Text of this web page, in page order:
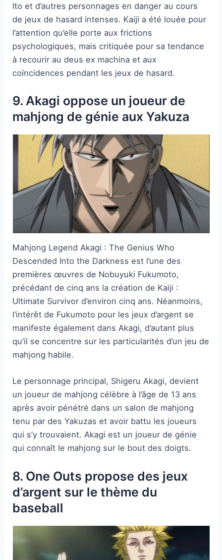
Ito et d’autres personnages en danger au cours
de jeux de hasard intenses. Kaiji a été louée pour
l’attention qu’elle porte aux frictions
psychologiques, mais critiquée pour sa tendance
à recourir au deus ex machina et aux
coïncidences pendant les jeux de hasard.
9. Akagi oppose un joueur de
mahjong de génie aux Yakuza
Mahjong Legend Akagi : The Genius Who
Descended Into the Darkness est l’une des
premières œuvres de Nobuyuki Fukumoto,
précédant de cinq ans la création de Kaiji :
Ultimate Survivor d’environ cinq ans. Néanmoins,
l’intérêt de Fukumoto pour les jeux d’argent se
manifeste également dans Akagi, d’autant plus
qu’il se concentre sur les particularités d’un jeu de
mahjong habile.
Le personnage principal, Shigeru Akagi, devient
un joueur de mahjong célèbre à l’âge de 13 ans
après avoir pénétré dans un salon de mahjong
tenu par des Yakuzas et avoir battu les joueurs
qui s’y trouvaient. Akagi est un joueur de génie
qui connaît le mahjong sur le bout des doigts.
8. One Outs propose des jeux
d’argent sur le thème du
baseball